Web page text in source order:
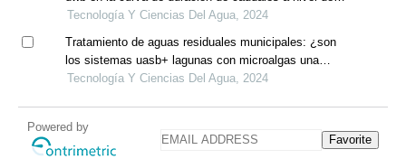
cuenca y microcuenca, caso de estudio la cuenca del
Tecnología Y Ciencias Del Agua, 2024
Tratamiento de aguas residuales municipales: ¿son
los sistemas uasb+ lagunas con microalgas una
opción?
Tecnología Y Ciencias Del Agua, 2024
Powered by
Favorite